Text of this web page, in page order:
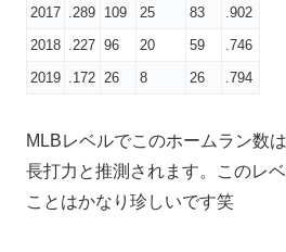
2017 .289 109 25 83
.902
2018 .227 96 20 59
.746
2019 .172 26 8 26 .794
MLBレベルでこのホームラン数
長打力と推測されます。このレ
ことはかなり珍しいです笑